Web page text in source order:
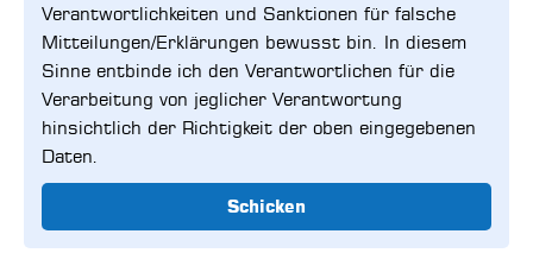
Verantwortlichkeiten und Sanktionen für falsche
Mitteilungen/Erklärungen bewusst bin. In diesem
Sinne entbinde ich den Verantwortlichen für die
Verarbeitung von jeglicher Verantwortung
hinsichtlich der Richtigkeit der oben eingegebenen
Daten.
Schicken